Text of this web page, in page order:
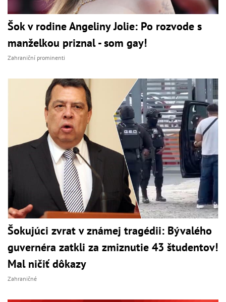
Šok v rodine Angeliny Jolie: Po rozvode s
manželkou priznal - som gay!
Zahraniční prominenti
Šokujúci zvrat v známej tragédii: Bývalého
guvernéra zatkli za zmiznutie 43 študentov!
Mal ničiť dôkazy
Zahraničné